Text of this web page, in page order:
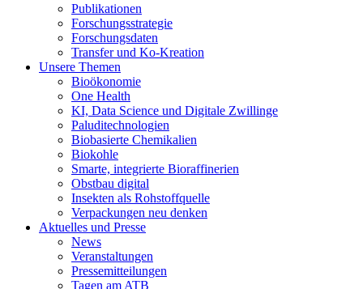
Publikationen
Forschungsstrategie
Forschungsdaten
Transfer und Ko-Kreation
Unsere Themen
Bioökonomie
One Health
KI, Data Science und Digitale Zwillinge
Paluditechnologien
Biobasierte Chemikalien
Biokohle
Smarte, integrierte Bioraffinerien
Obstbau digital
Insekten als Rohstoffquelle
Verpackungen neu denken
Aktuelles und Presse
News
Veranstaltungen
Pressemitteilungen
Tagen am ATB